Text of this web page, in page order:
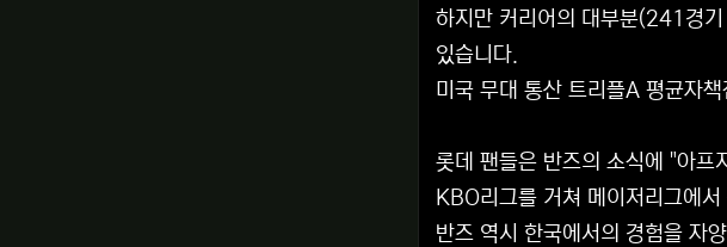
하지만 커리어의 대부분(241경
있습니다.
미국 무대 통산 트리플A 평균자
롯데 팬들은 반즈의 소식에 "아프
KBO리그를 거쳐 메이저리그에
반즈 역시 한국에서의 경험을 자